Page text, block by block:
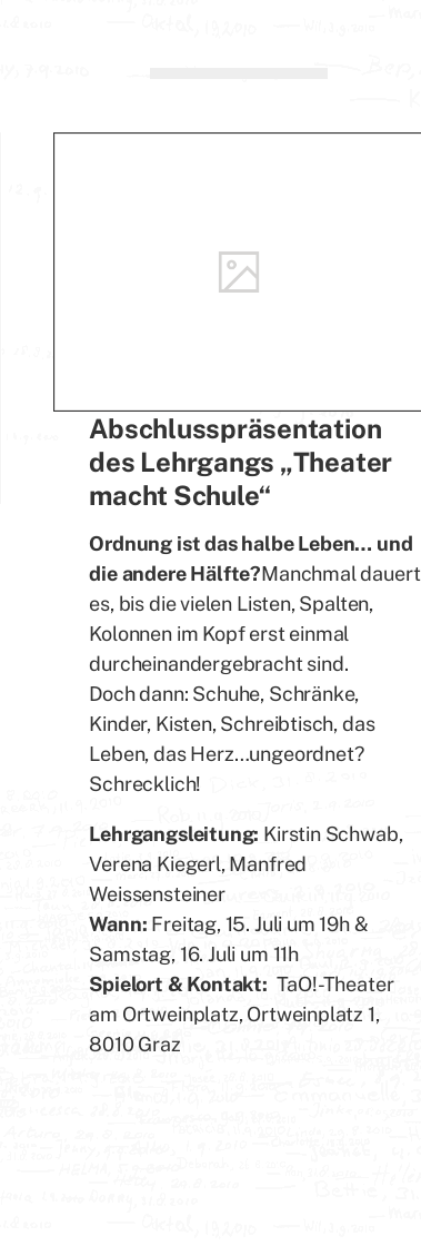
Abschlusspräsentation
des Lehrgangs „Theater
macht Schule“
Ordnung ist das halbe Leben… und
die andere Hälfte?Manchmal dauert
es, bis die vielen Listen, Spalten,
Kolonnen im Kopf erst einmal
durcheinandergebracht sind.
Doch dann: Schuhe, Schränke,
Kinder, Kisten, Schreibtisch, das
Leben, das Herz…ungeordnet?
Schrecklich!
Lehrgangsleitung: Kirstin Schwab,
Verena Kiegerl, Manfred
Weissensteiner
Wann: Freitag, 15. Juli um 19h &
Samstag, 16. Juli um 11h
Spielort & Kontakt: TaO!-Theater
am Ortweinplatz, Ortweinplatz 1,
8010 Graz